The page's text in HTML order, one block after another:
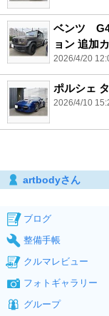
ベンツ
ョン 追加
2026/4/20
ポルシェ
2026/4/10
artbodyさん
ブログ
整備手帳
クルマレビュー
フォトギャラリー
グループ